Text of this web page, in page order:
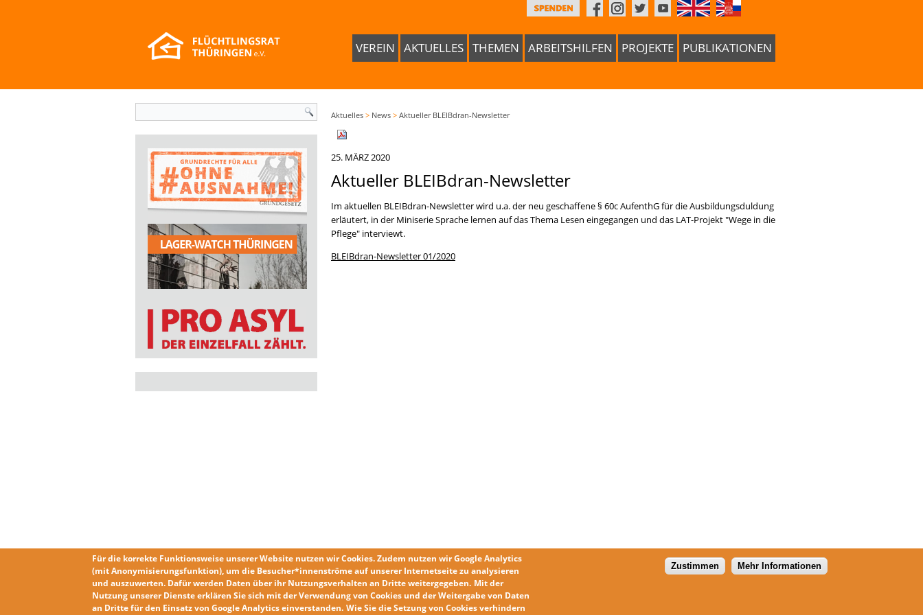
VEREIN AKTUELLES THEMEN ARBEITSHILFEN PROJEKTE PUBLIKATIONEN
Suchformular Aktuelles > News > Aktueller BLEIBdran-Newsletter
25. MÄRZ 2020
Aktueller BLEIBdran-Newsletter
Im aktuellen BLEIBdran-Newsletter wird u.a. der neu geschaffene § 60c AufenthG für die Ausbildungsduldung
erläutert, in der Miniserie Sprache lernen auf das Thema Lesen eingegangen und das LAT-Projekt "Wege in die
Pflege" interviewt.
BLEIBdran-Newsletter 01/2020
Für die korrekte Funktionsweise unserer Website nutzen wirCookies. Zudem nutzen wirGoogle Analytics
(mit Anonymisierungsfunktion), um die Besucher*innenströme auf unserer Internetseite zu analysieren
und auszuwerten. Dafür werden Daten über ihr Nutzungsverhalten an Dritte weitergegeben. Mit der
Nutzung unserer Dienste erklären Sie sich mit derVerwendung von Cookies und der Weitergabe von Daten
an Dritte für den Einsatz von Google Analytics einverstanden. Wie Sie dieSetzung von Cookies verhindern
Zustimmen Mehr Informationen